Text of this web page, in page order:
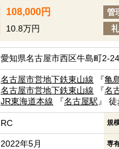
108,000円 管
10.8万円
愛知県名古屋市西区牛島町2-24
名古屋市営地下鉄東山線 『亀
名古屋市営地下鉄東山線 『名
JR東海道本線 『名古屋駅 』
RC 規
2022年5月 専